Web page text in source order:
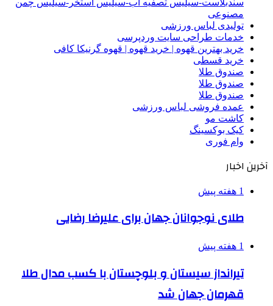
مصنوعی
تولیدی لباس ورزشی
خدمات طراحی سایت وردپرسی
خرید بهترین قهوه | خرید قهوه | قهوه گرنیکا کافی
خرید قسطی
صندوق طلا
صندوق طلا
صندوق طلا
عمده فروشی لباس ورزشی
کاشت مو
کیک بوکسینگ
وام فوری
آخرین اخبار
1 هفته پیش
طلای نوجوانان جهان برای علیرضا رضایی
1 هفته پیش
تیرانداز سیستان و بلوچستان با کسب مدال طلا
قهرمان جهان شد